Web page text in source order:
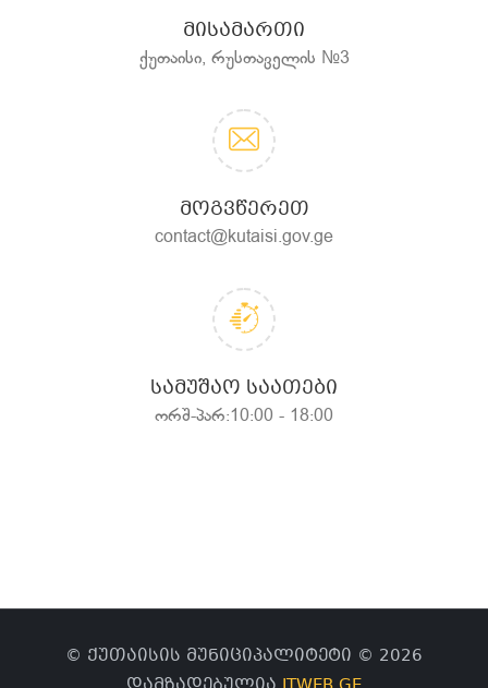
ᲛᲘᲡᲐᲛᲐᲠᲗᲘ
ქუთაისი, რუსთაველის №3
ᲛᲝᲒᲕᲬᲔᲠᲔᲗ
contact@kutaisi.gov.ge
ᲡᲐᲛᲣᲨᲐᲝ ᲡᲐᲐᲗᲔᲑᲘ
ორშ-პარ:10:00 - 18:00
© ქუთაისის მუნიციპალიტეტი © 2026